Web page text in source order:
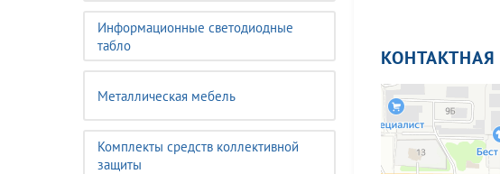
Информационные светодиодные
табло
Металлическая мебель
Комплекты средств коллективной
защиты